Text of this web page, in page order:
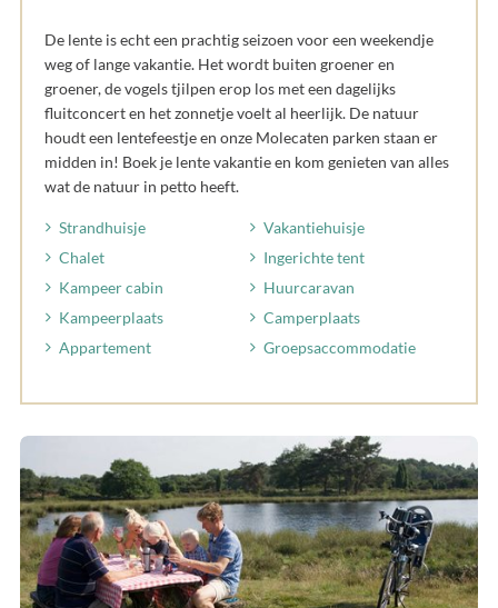
De lente is echt een prachtig seizoen voor een weekendje
weg of lange vakantie. Het wordt buiten groener en
groener, de vogels tjilpen erop los met een dagelijks
fluitconcert en het zonnetje voelt al heerlijk. De natuur
houdt een lentefeestje en onze Molecaten parken staan er
midden in! Boek je lente vakantie en kom genieten van alles
wat de natuur in petto heeft.
Strandhuisje
Vakantiehuisje
Chalet
Ingerichte tent
Kampeer cabin
Huurcaravan
Kampeerplaats
Camperplaats
Appartement
Groepsaccommodatie